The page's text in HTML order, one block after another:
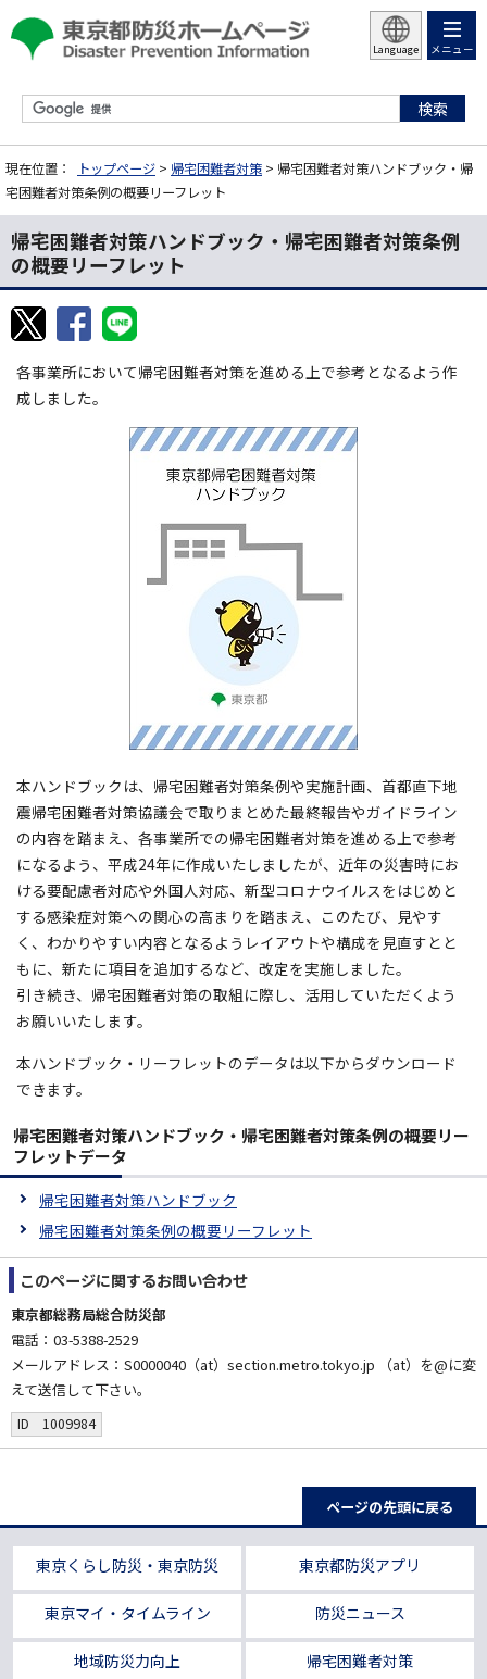
Language メニュー
現在位置： トップページ > 帰宅困難者対策 > 帰宅困難者対策ハンドブック・帰
宅困難者対策条例の概要リーフレット
帰宅困難者対策ハンドブック・帰宅困難者対策条例
の概要リーフレット
各事業所において帰宅困難者対策を進める上で参考となるよう作
成しました。
本ハンドブックは、帰宅困難者対策条例や実施計画、首都直下地
震帰宅困難者対策協議会で取りまとめた最終報告やガイドライン
の内容を踏まえ、各事業所での帰宅困難者対策を進める上で参考
になるよう、平成24年に作成いたしましたが、近年の災害時にお
ける要配慮者対応や外国人対応、新型コロナウイルスをはじめと
する感染症対策への関心の高まりを踏まえ、このたび、見やす
く、わかりやすい内容となるようレイアウトや構成を見直すとと
もに、新たに項目を追加するなど、改定を実施しました。
引き続き、帰宅困難者対策の取組に際し、活用していただくよう
お願いいたします。
本ハンドブック・リーフレットのデータは以下からダウンロード
できます。
帰宅困難者対策ハンドブック・帰宅困難者対策条例の概要リー
フレットデータ
帰宅困難者対策ハンドブック
帰宅困難者対策条例の概要リーフレット
このページに関するお問い合わせ
東京都総務局総合防災部
電話：03-5388-2529
メールアドレス：S0000040（at）section.metro.tokyo.jp （at）を@に変
えて送信して下さい。
ID 1009984
ページの先頭に戻る
東京くらし防災・東京防災 東京都防災アプリ
東京マイ・タイムライン 防災ニュース
地域防災力向上 帰宅困難者対策